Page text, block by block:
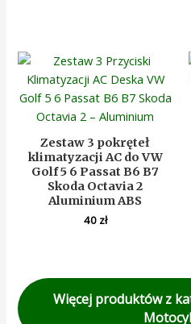
Zestaw 3 pokręteł
klimatyzacji AC do VW
Golf 5 6 Passat B6 B7
Skoda Octavia 2
Aluminium ABS
40 zł
Więcej produktów z